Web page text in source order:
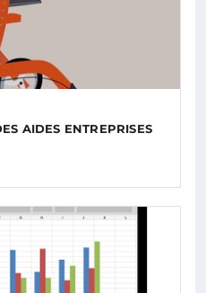
AIDES ENTREPRISES